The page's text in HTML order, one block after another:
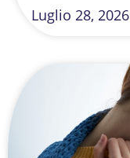
Luglio 28, 2026